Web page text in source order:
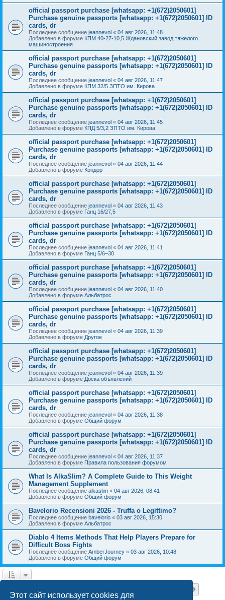
Этот сайт использует cookies для
official passport purchase [whatsapp: +1(672)2050601]
Purchase genuine passports [whatsapp: +1(672)2050601] ID
cards, dr
Последнее сообщение jeannevol « 04 авг 2026, 11:48
Добавлено в форуме КПМ 40-27-10,5 Ждановский завод тяжелого
машиностроения
official passport purchase [whatsapp: +1(672)2050601]
Purchase genuine passports [whatsapp: +1(672)2050601] ID
cards, dr
Последнее сообщение jeannevol « 04 авг 2026, 11:47
Добавлено в форуме КПМ 32/5 ЗПТО им. Кирова
official passport purchase [whatsapp: +1(672)2050601]
Purchase genuine passports [whatsapp: +1(672)2050601] ID
cards, dr
Последнее сообщение jeannevol « 04 авг 2026, 11:45
Добавлено в форуме КПД 5/3,2 ЗПТО им. Кирова
official passport purchase [whatsapp: +1(672)2050601]
Purchase genuine passports [whatsapp: +1(672)2050601] ID
cards, dr
Последнее сообщение jeannevol « 04 авг 2026, 11:44
Добавлено в форуме Кондор
official passport purchase [whatsapp: +1(672)2050601]
Purchase genuine passports [whatsapp: +1(672)2050601] ID
cards, dr
Последнее сообщение jeannevol « 04 авг 2026, 11:43
Добавлено в форуме Ганц 16/27,5
official passport purchase [whatsapp: +1(672)2050601]
Purchase genuine passports [whatsapp: +1(672)2050601] ID
cards, dr
Последнее сообщение jeannevol « 04 авг 2026, 11:41
Добавлено в форуме Ганц 5/6–30
official passport purchase [whatsapp: +1(672)2050601]
Purchase genuine passports [whatsapp: +1(672)2050601] ID
cards, dr
Последнее сообщение jeannevol « 04 авг 2026, 11:40
Добавлено в форуме Альбатрос
official passport purchase [whatsapp: +1(672)2050601]
Purchase genuine passports [whatsapp: +1(672)2050601] ID
cards, dr
Последнее сообщение jeannevol « 04 авг 2026, 11:39
Добавлено в форуме Другое
official passport purchase [whatsapp: +1(672)2050601]
Purchase genuine passports [whatsapp: +1(672)2050601] ID
cards, dr
Последнее сообщение jeannevol « 04 авг 2026, 11:39
Добавлено в форуме Доска объявлений
official passport purchase [whatsapp: +1(672)2050601]
Purchase genuine passports [whatsapp: +1(672)2050601] ID
cards, dr
Последнее сообщение jeannevol « 04 авг 2026, 11:38
Добавлено в форуме Общий форум
official passport purchase [whatsapp: +1(672)2050601]
Purchase genuine passports [whatsapp: +1(672)2050601] ID
cards, dr
Последнее сообщение jeannevol « 04 авг 2026, 11:37
Добавлено в форуме Правила пользования форумом
What Is AlkaSlim? A Complete Guide to This Weight
Management Supplement
Последнее сообщение alkaslim « 04 авг 2026, 08:41
Добавлено в форуме Общий форум
Bavelorio Recensioni 2026 - Truffa o Legittimo?
Последнее сообщение bavelorio « 03 авг 2026, 15:30
Добавлено в форуме Альбатрос
Diablo 4 Items Methods That Help Players Prepare for
Difficult Boss Fights
Последнее сообщение AmberJourney « 03 авг 2026, 10:48
Добавлено в форуме Общий форум